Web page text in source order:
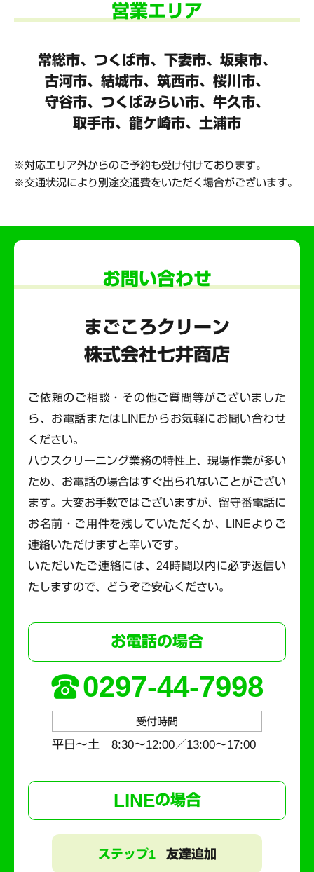
営業エリア
常総市、つくば市、下妻市、坂東市、
古河市、結城市、筑西市、桜川市、
守谷市、 つくばみらい市、牛久市、
取手市、龍ケ崎市、土浦市
対応エリア外からのご予約も受け付けております。
交通状況により別途交通費をいただく場合がございます。
お問い合わせ
まごころクリーン
株式会社七井商店
ご依頼のご相談・その他ご質問等がございました
ら、お電話またはLINEからお気軽にお問い合わせ
ください。
ハウスクリーニング業務の特性上、現場作業が多い
ため、お電話の場合はすぐ出られないことがござい
ます。 大変お手数ではございますが、留守番電話に
お名前・ご用件を残していただくか、LINEよりご
連絡いただけますと幸いです。
いただいたご連絡には、24時間以内に必ず返信い
たしますので、どうぞご安心ください。
お電話の場合
0297-44-7998
受付時間
平日～土 8:30〜12:00／13:00〜17:00
LINEの場合
ステップ1 友達追加